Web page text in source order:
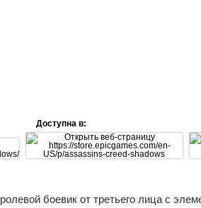
Доступна в:
боевик от третьего лица с